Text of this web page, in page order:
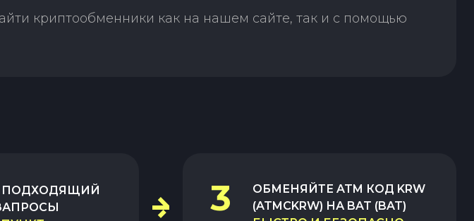
криптообменники как на нашем сайте, так и с помощью
ПОДХОДЯЩИЙ
3 ОБМЕНЯЙТЕATM КОД KRW
(ATMCKRW) НА BAT (BAT)